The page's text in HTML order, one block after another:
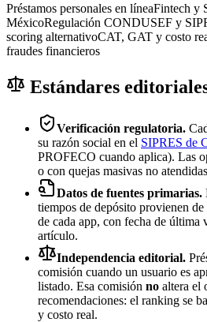
Préstamos personales en líneaFintech y
MéxicoRegulación CONDUSEF y
scoring alternativoCAT, GAT y costo
fraudes financieros
Estándares
Verificación regulatoria.
su razón social en el SIPRES de
PROFECO cuando aplica). Las
o con quejas masivas no
Datos de fuentes primarias.
tiempos de depósito provienen
de cada app, con fecha de última
artículo.
Independencia editorial.
comisión cuando un usuario es
listado. Esa comisión no altera el
recomendaciones: el ranking se
y costo real.